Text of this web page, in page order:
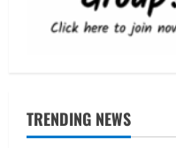
TRENDING NEWS
2